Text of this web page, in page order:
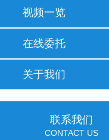
视频一览
在线委托
关于我们
联系我们
CONTACT US